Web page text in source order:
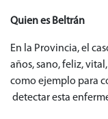
Quien es Beltrán
En la Provincia, el
años, sano, feliz,
como ejemplo para
detectar esta